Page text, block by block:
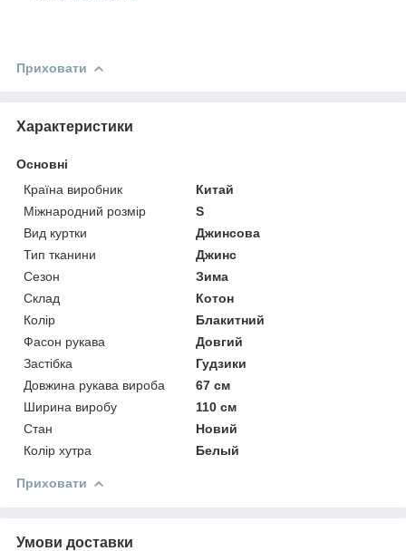
Приховати
Характеристики
Основні
Країна виробник
Китай
Міжнародний розмір
S
Вид куртки
Джинсова
Тип тканини
Джинс
Сезон
Зима
Склад
Котон
Колір
Блакитний
Фасон рукава
Довгий
Застібка
Гудзики
Довжина рукава вироба
67 см
Ширина виробу
110 см
Стан
Новий
Колір хутра
Белый
Приховати
Умови доставки